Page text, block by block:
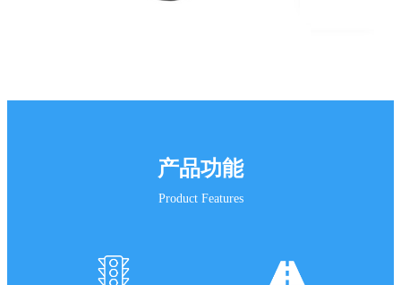
产品功能
Product Features